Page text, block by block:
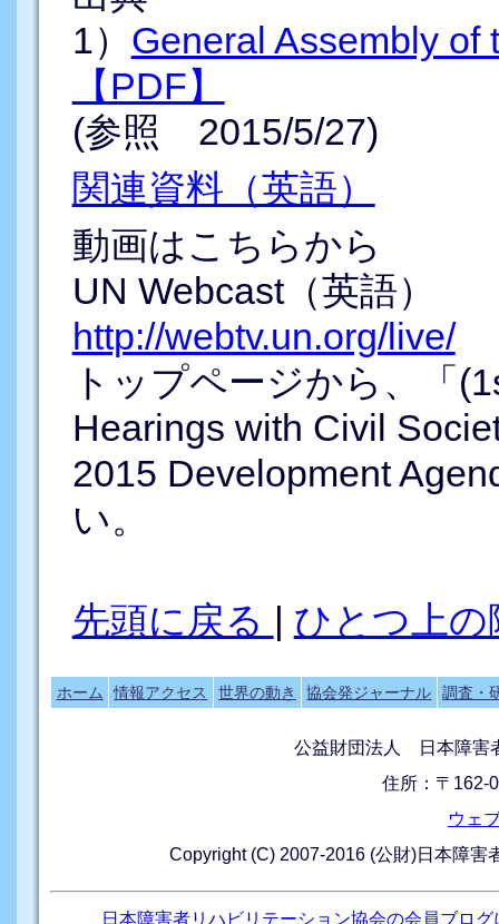
1） General Assembly of
【PDF】
(参照 2015/5/27)
関連資料（英語）
動画はこちらから
UN Webcast（英語）
http://webtv.un.org/live/
トップページから、「
Hearings with Civil
2015 Development
い。
先頭に戻る | ひとつ上の
ホーム 情報アクセス 世界の動き 協会発ジャーナル 調査・
公益財団法人 日本障害
住所：〒162-
ウェ
Copyright (C) 2007-2016 (公財)日本障
日本障害者リハビリテーション協会の会員ブロ